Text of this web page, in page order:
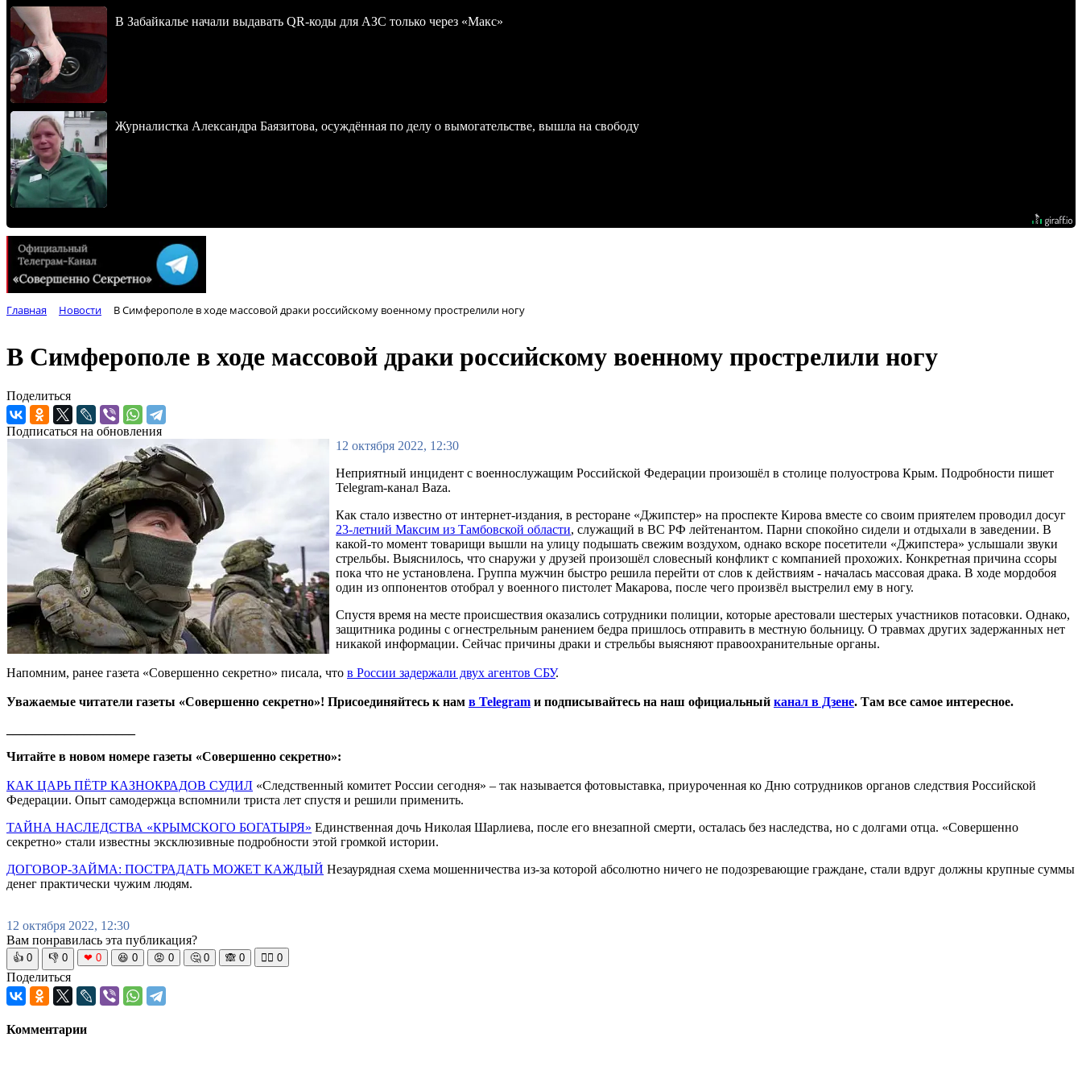
В Забайкалье начали выдавать QR-коды для АЗС только через «Макс»
Журналистка Александра Баязитова, осуждённая по делу о вымогательстве, вышла на свободу
Главная Новости В Симферополе в ходе массовой драки российскому военному прострелили ногу
В Симферополе в ходе массовой драки российскому военному прострелили ногу
Поделиться
Подписаться на обновления
12 октября 2022, 12:30
Неприятный инцидент с военнослужащим Российской Федерации произошёл в столице полуострова Крым. Подробности пишет
Telegram-канал Baza.
Как стало известно от интернет-издания, в ресторане «Джипстер» на проспекте Кирова вместе со своим приятелем проводил досуг
23-летний Максим из Тамбовской области, служащий в ВС РФ лейтенантом. Парни спокойно сидели и отдыхали в заведении. В
какой-то момент товарищи вышли на улицу подышать свежим воздухом, однако вскоре посетители «Джипстера» услышали звуки
стрельбы. Выяснилось, что снаружи у друзей произошёл словесный конфликт с компанией прохожих. Конкретная причина ссоры
пока что не установлена. Группа мужчин быстро решила перейти от слов к действиям - началась массовая драка. В ходе мордобоя
один из оппонентов отобрал у военного пистолет Макарова, после чего произвёл выстрелил ему в ногу.
Спустя время на месте происшествия оказались сотрудники полиции, которые арестовали шестерых участников потасовки. Однако,
защитника родины с огнестрельным ранением бедра пришлось отправить в местную больницу. О травмах других задержанных нет
никакой информации. Сейчас причины драки и стрельбы выясняют правоохранительные органы.
Напомним, ранее газета «Совершенно секретно» писала, что в России задержали двух агентов СБУ.
Уважаемые читатели газеты «Совершенно секретно»! Присоединяйтесь к нам в Telegram и подписывайтесь на наш официальный канал в Дзене. Там все самое интересное.
Читайте в новом номере газеты «Совершенно секретно»:
КАК ЦАРЬ ПЁТР КАЗНОКРАДОВ СУДИЛ «Следственный комитет России сегодня» – так называется фотовыставка, приуроченная ко Дню сотрудников органов следствия Российской
Федерации. Опыт самодержца вспомнили триста лет спустя и решили применить.
ТАЙНА НАСЛЕДСТВА «КРЫМСКОГО БОГАТЫРЯ» Единственная дочь Николая Шарлиева, после его внезапной смерти, осталась без наследства, но с долгами отца. «Совершенно
секретно» стали известны эксклюзивные подробности этой громкой истории.
ДОГОВОР-ЗАЙМА: ПОСТРАДАТЬ МОЖЕТ КАЖДЫЙ Незаурядная схема мошенничества из-за которой абсолютно ничего не подозревающие граждане, стали вдруг должны крупные суммы
денег практически чужим людям.
12 октября 2022, 12:30
Вам понравилась эта публикация?
👍 0 👎 0 ❤ 0 😆 0 😡 0 🤔 0 🙈 0 🧘‍♀️ 0
Поделиться
Комментарии